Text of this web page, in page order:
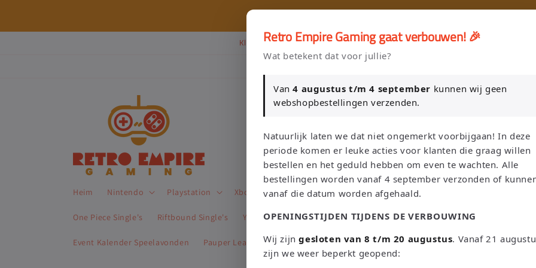
Klik Hier en Verkoop je Game of TCG collectie aan Retro Empire →
Heim Nintendo Playstation Xbox Sega Atari Trading Card Games
One Piece Single's Riftbound Single's Yu-Gi-Oh! Single's Funko Pop! Bordspellen Sale!
Event Kalender Speelavonden Pauper League Leaderboard
L
a
n
d
R
e
g
Niederlande | EUR €
S
p
r
a
h
e
Deutsch Suchen
Retro Empire Gaming gaat verbouwen! 🎉
Wat betekent dat voor jullie?
Van4 augustus t/m 4 september kunnen wij geen
webshopbestellingen verzenden.
Natuurlijk laten we dat niet ongemerkt voorbijgaan! In deze
periode komen er leuke acties voor klanten die graag willen
bestellen en het geduld hebben om even te wachten. Alle
bestellingen worden vanaf 4 september verzonden of
vanaf die datum worden afgehaald.
OPENINGSTIJDEN TIJDENS DE VERBOUWING
Wij zijngesloten van 8 t/m 20 augustus. Vanaf 21
zijn we weer beperkt geopend: